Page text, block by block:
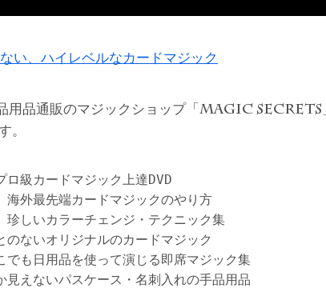
い、ハイレベルなカードマジック
用品通販のマジックショップ「 MAGIC SECRETS
。
ロ級カードマジック上達DVD
海外最先端カードマジックのやり方
珍しいカラーチェンジ・テクニック集
のないオリジナルのカードマジック
でも日用品を使って演じる即席マジック集
見えないパスケース・名刺入れの手品用品